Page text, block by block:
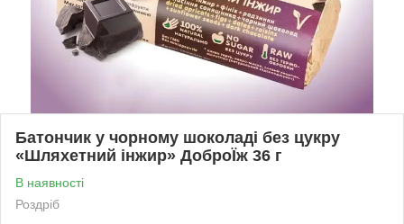
Батончик у чорному шоколаді без цукру
«Шляхетний інжир» ДоброЇж 36 г
В наявності
Роздріб